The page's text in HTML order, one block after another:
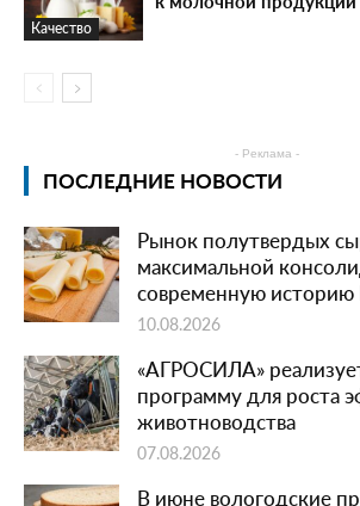
Качество
- Реклама -
ПОСЛЕДНИЕ НОВОСТИ
Рынок полутвердых
максимальной
современную
10.08.2026
«АГРОСИЛА»
программу для роста
животноводства
07.08.2026
В июне вологодские